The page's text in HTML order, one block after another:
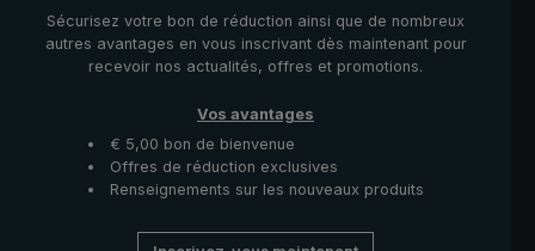
Sécurisez votre bon de réduction ainsi que de nombreux
autres avantages en vous inscrivant dès maintenant pour
recevoir nos actualités, offres et promotions.
Vos avantages
€ 5,00 bon de bienvenue
Offres de réduction exclusives
Renseignements sur les nouveaux produits